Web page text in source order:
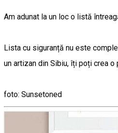
Am adunat la un loc o listă
Lista cu siguranță nu este
un artizan din Sibiu, îți poți crea
foto: Sunsetoned